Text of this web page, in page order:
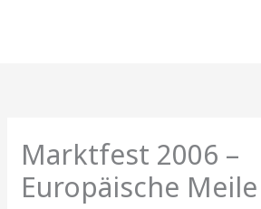
Marktfest 2006 –
Europäische Meile